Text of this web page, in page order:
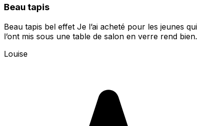
Beau tapis
Beau tapis bel effet Je l’ai acheté pour les jeunes qui
l’ont mis sous une table de salon en verre rend bien.
Louise